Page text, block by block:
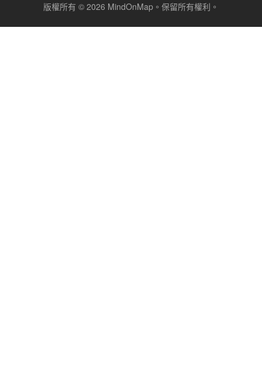
版權所有 © 2026 MindOnMap。保留所有權利。